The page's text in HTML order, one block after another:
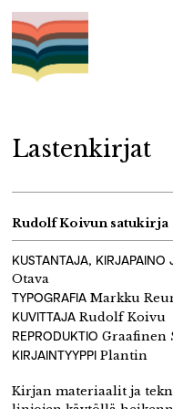
Hyppää
sisältöön
Lastenkirjat
Rudolf Koivun satukirja
KUSTANTAJA, KIRJAPAINO
Otava
TYPOGRAFIA Markku
KUVITTAJA Rudolf Koivu
REPRODUKTIO Graafinen
KIRJAINTYYPPI Plantin
Kirjan materiaalit ja